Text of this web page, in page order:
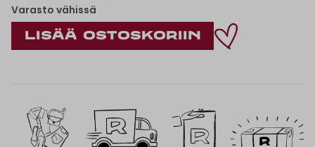
Varasto vähissä